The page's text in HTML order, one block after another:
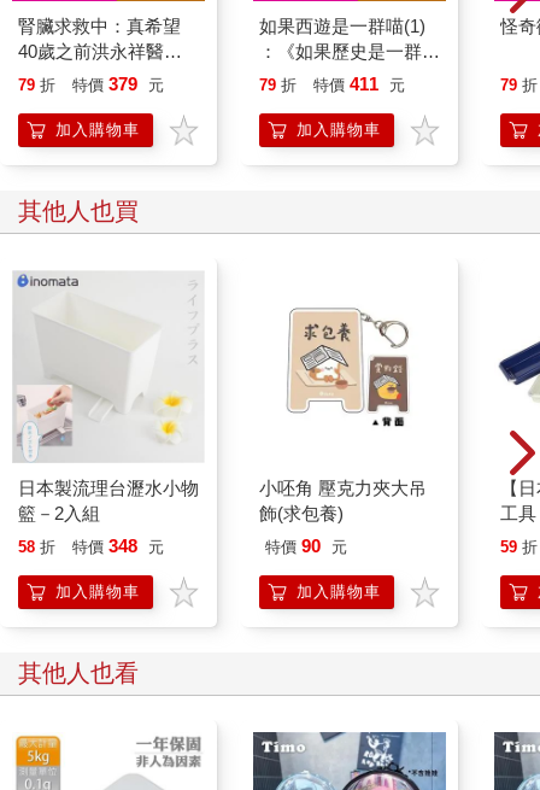
腎臟求救中：真希望
40歲之前洪永祥醫師
就告訴我這些事
79 折 特價 379 元
加入購物車
如果西遊是一群喵(1)
：《如果歷史是一群
喵》作者最新力作，附
79 折 特價 411 元
加入購物車
怪
79 折
其他人也買
日本製流理台瀝水小物
籃－2入組
58 折 特價 348 元
加入購物車
小呸角 壓克力夾大吊
飾(求包養)
特價 90 元
加入購物車
【
工
色
59 折
其他人也看